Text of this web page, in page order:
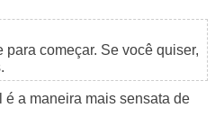
começar. Se você quiser,
é a maneira mais sensata de